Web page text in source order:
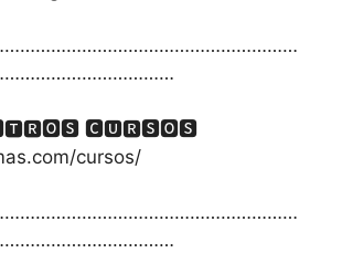
🅲🆄🆁🆂🅾🆂
cursos/